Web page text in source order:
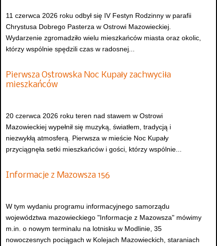
11 czerwca 2026 roku odbył się IV Festyn Rodzinny w parafii
Chrystusa Dobrego Pasterza w Ostrowi Mazowieckiej.
Wydarzenie zgromadziło wielu mieszkańców miasta oraz okolic,
którzy wspólnie spędzili czas w radosnej...
Pierwsza Ostrowska Noc Kupały zachwyciła
mieszkańców
20 czerwca 2026 roku teren nad stawem w Ostrowi
Mazowieckiej wypełnił się muzyką, światłem, tradycją i
niezwykłą atmosferą. Pierwsza w mieście Noc Kupały
przyciągnęła setki mieszkańców i gości, którzy wspólnie...
Informacje z Mazowsza 156
W tym wydaniu programu informacyjnego samorządu
województwa mazowieckiego "Informacje z Mazowsza" mówimy
m.in. o nowym terminalu na lotnisku w Modlinie, 35
nowoczesnych pociągach w Kolejach Mazowieckich, staraniach